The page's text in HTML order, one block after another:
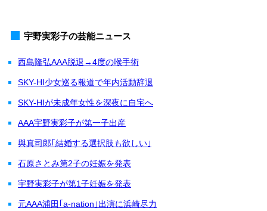
宇野実彩子の芸能ニュース
西島隆弘AAA脱退→4度の喉手術
SKY-HI少女巡る報道で年内活動辞退
SKY-HIが未成年女性を深夜に自宅へ
AAA宇野実彩子が第一子出産
與真司郎｢結婚する選択肢も欲しい｣
石原さとみ第2子の妊娠を発表
宇野実彩子が第1子妊娠を発表
元AAA浦田｢a-nation｣出演に浜崎尽力